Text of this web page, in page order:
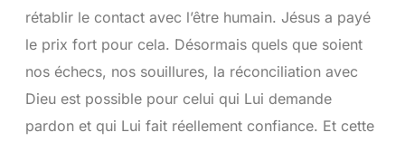
rétablir le contact avec l’être humain. Jésus a payé
le prix fort pour cela. Désormais quels que soient
nos échecs, nos souillures, la réconciliation avec
Dieu est possible pour celui qui Lui demande
pardon et qui Lui fait réellement confiance. Et cette